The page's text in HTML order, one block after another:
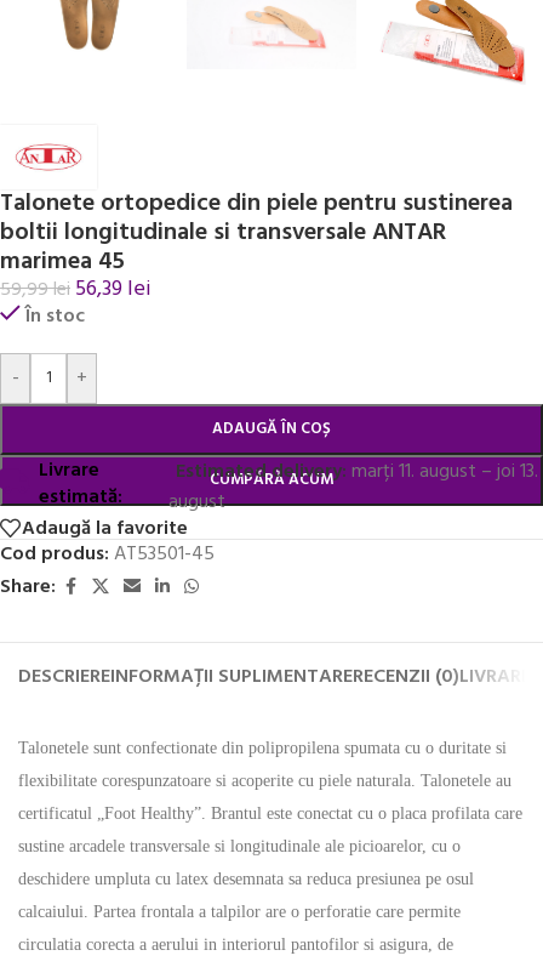
Talonete ortopedice din piele pentru sustinerea
boltii longitudinale si transversale ANTAR
marimea 45
59,99lei56,39lei
În stoc
-
+
ADAUGĂ ÎN COȘ
CUMPĂRĂ ACUM
Alternative:
Livrare
estimată:
Estimated delivery:marți 11. august – joi 13.
august
Adaugă la favorite
Cod produs:AT53501-45
Share:
DESCRIEREINFORMAȚII SUPLIMENTARERECENZII (0)LIVRARE
Talonetele sunt confectionate din polipropilena spumata cu o duritate si
flexibilitate corespunzatoare si acoperite cu piele naturala. Talonetele au
certificatul „Foot Healthy”. Brantul este conectat cu o placa profilata care
sustine arcadele transversale si longitudinale ale picioarelor, cu o
deschidere umpluta cu latex desemnata sa reduca presiunea pe osul
calcaiului. Partea frontala a talpilor are o perforatie care permite
circulatia corecta a aerului in interiorul pantofilor si asigura, de